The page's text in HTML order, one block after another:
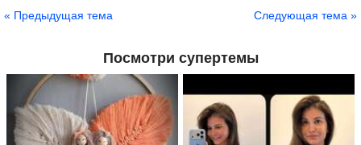
« Предыдущая тема Следующая тема »
Посмотри супертемы